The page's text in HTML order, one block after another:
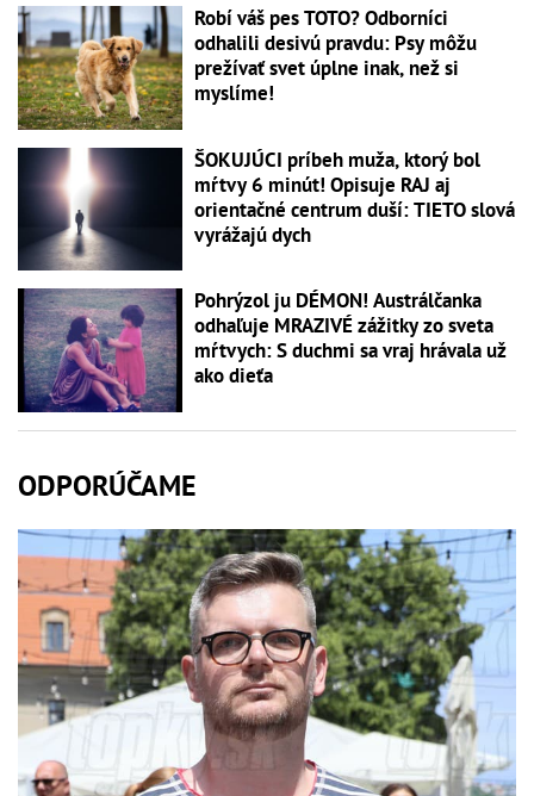
Robí váš pes TOTO? Odborníci
odhalili desivú pravdu: Psy môžu
prežívať svet úplne inak, než si
myslíme!
ŠOKUJÚCI príbeh muža, ktorý bol
mŕtvy 6 minút! Opisuje RAJ aj
orientačné centrum duší: TIETO slová
vyrážajú dych
Pohrýzol ju DÉMON! Austrálčanka
odhaľuje MRAZIVÉ zážitky zo sveta
mŕtvych: S duchmi sa vraj hrávala už
ako dieťa
ODPORÚČAME